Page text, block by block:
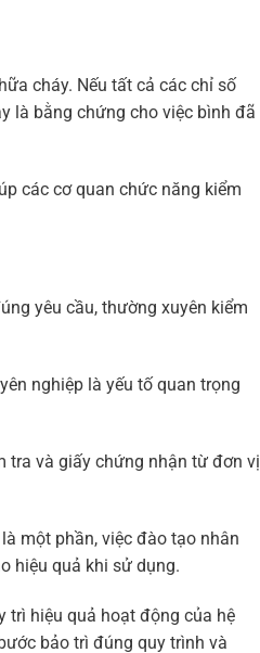
cháy. Nếu tất cả các chỉ số
là bằng chứng cho việc bình đã
các cơ quan chức năng kiểm
yêu cầu, thường xuyên kiểm
nghiệp là yếu tố quan trọng
tra và giấy chứng nhận từ đơn vị
một phần, việc đào tạo nhân
hiệu quả khi sử dụng.
trì hiệu quả hoạt động của hệ
bảo trì đúng quy trình và